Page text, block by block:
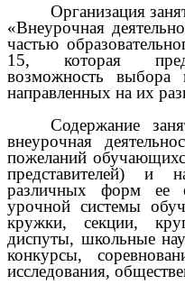
Организация
«Внеурочная
частью
15, которая
возможность выбора
направленных на их
Содержание
внеурочная
пожеланий
представителей) и
различных форм ее
урочной системы
кружки, секции,
диспуты, школьные
конкурсы,
исследования,